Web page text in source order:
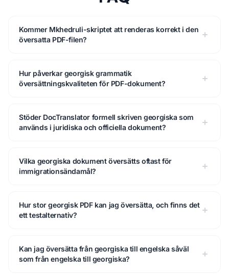
Kommer Mkhedruli-skriptet att renderas korrekt i den
översatta PDF-filen?
Hur påverkar georgisk grammatik
översättningskvaliteten för PDF-dokument?
Stöder DocTranslator formell skriven georgiska som
används i juridiska och officiella dokument?
Vilka georgiska dokument översätts oftast för
immigrationsändamål?
Hur stor georgisk PDF kan jag översätta, och finns det
ett testalternativ?
Kan jag översätta från georgiska till engelska såväl
som från engelska till georgiska?